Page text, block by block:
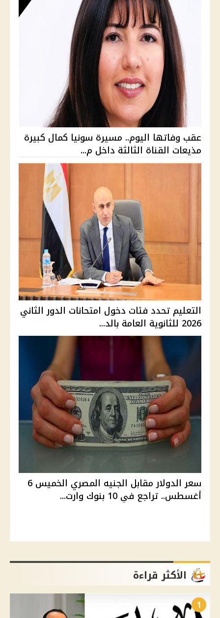
عقب وفاتها اليوم.. مسيرة سونيا كمال كبيرة
مذيعات القناة الثالثة داخل م...
التعليم تحدد فئات دخول امتحانات الدور الثاني
2026 للثانوية العامة بالد...
سعر الدولار مقابل الجنيه المصري الخميس 6
أغسطس.. تراجع في 10 بنوك وارت...
الأكثر قراءة
1